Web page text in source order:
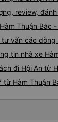
review,
Thuận Bắc -
tư vấn các
tin nhà xe
đi Hội An từ
Hàm Thuận